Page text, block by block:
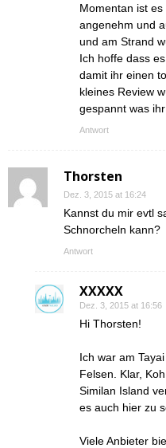
Momentan ist
angenehm und
und am Strand
Ich hoffe dass
damit ihr einen
kleines Review
gespannt was
Antwort
Thorsten
Dez. 3, 2015 at 16:24
Kannst du mir evtl
Schnorcheln kann?
Antwort
XXXXX
Dez. 3, 2015 at 16:56
Hi Thorsten!
Ich war am
Felsen. Klar,
Similan Island
es auch hier zu
Viele Anbieter